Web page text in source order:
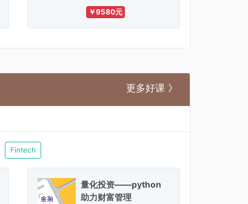
￥9580元
更多好课 》
Fintech
量化投资——python
助力财富管理